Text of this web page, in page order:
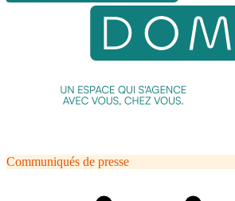
Communiqués de presse